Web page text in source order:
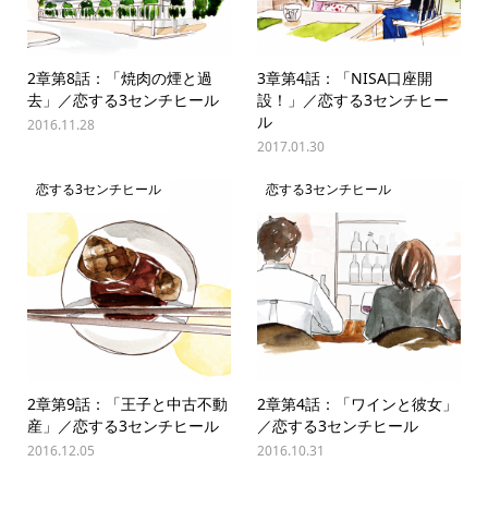
2章第8話：「焼肉の煙と過
去」／恋する3センチヒール
2016.11.28
3章第4話：「NISA口座開
設！」／恋する3センチヒー
ル
2017.01.30
恋する3センチヒール
2章第9話：「王子と中古不動
産」／恋する3センチヒール
2016.12.05
恋する3センチヒール
2章第4話：「ワインと彼女」
／恋する3センチヒール
2016.10.31